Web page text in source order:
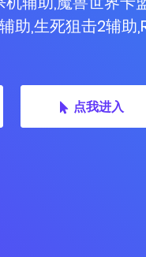
助,生死狙击2辅助
点我进入